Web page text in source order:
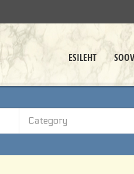
ESILEHT
Category